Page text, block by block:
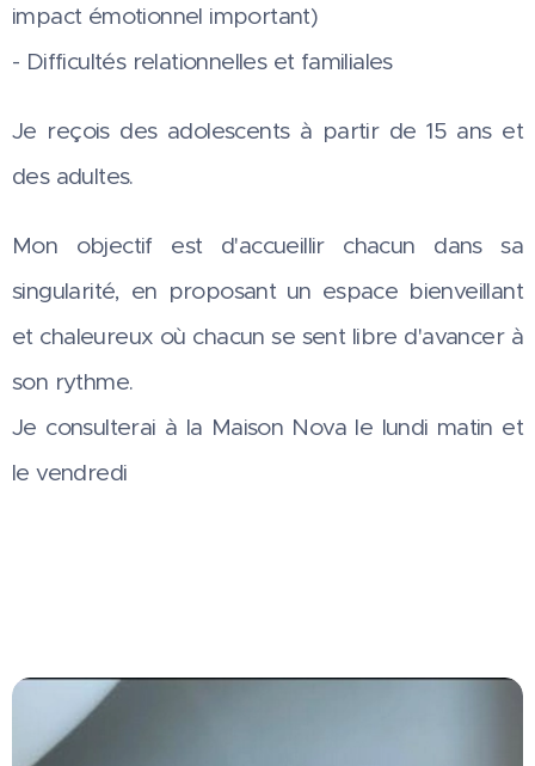
impact émotionnel important)
- Difficultés relationnelles et familiales
Je reçois des adolescents à partir de 15 ans et
des adultes.
Mon objectif est d'accueillir chacun dans sa
singularité, en proposant un espace bienveillant
et chaleureux où chacun se sent libre d'avancer à
son rythme.
Je consulterai à la Maison Nova le lundi matin et
le vendredi